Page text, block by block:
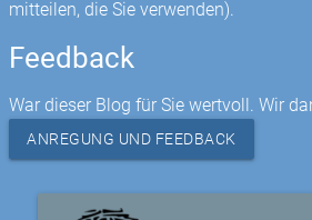
mitteilen, die Sie verwenden).
Feedback
War dieser Blog für Sie wertvoll. Wir
ANREGUNG UND FEEDBACK